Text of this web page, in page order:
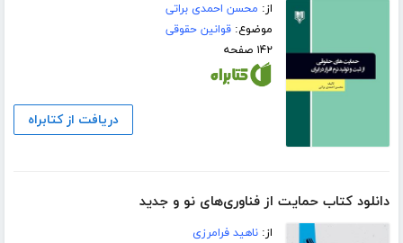
از: محسن احمدی براتی
موضوع:قوانین حقوقی
۱۴۲ صفحه
دریافت از کتابراه
دانلود کتاب حمایت از فناوری‌های نو و جدید
از:ناهید فرامرزی